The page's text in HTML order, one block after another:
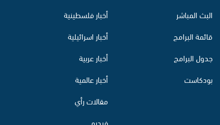
البث المباشر
قائمة البرامج
جدول البرامج
بودكاست
أخبار فلسطينية
أخبار اسرائيلية
أخبار عربية
أخبار عالمية
مقالات رأي